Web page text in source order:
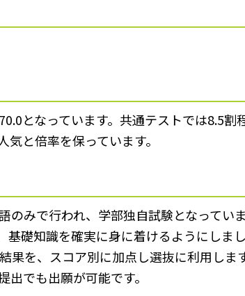
となっています。共通テストでは8.5割
と倍率を保っています。
のみで行われ、学部独自試験となってい
礎知識を確実に身に着けるようにしま
果を、スコア別に加点し選抜に利用しま
でも出願が可能です。